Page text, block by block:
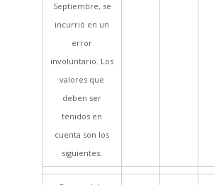
Septiembre, se
incurrió en un
error
involuntario. Los
valores que
deben ser
tenidos en
cuenta son los
siguientes: